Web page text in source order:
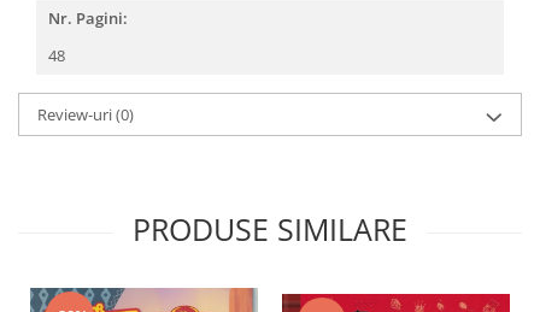
Nr. Pagini:
48
Review-uri(0)
PRODUSE SIMILARE